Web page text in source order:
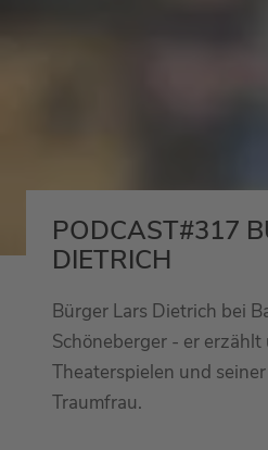
PODCAST#317
DIETRICH
Bürger Lars Dietrich bei
Schöneberger - er
Theaterspielen und
Traumfrau.